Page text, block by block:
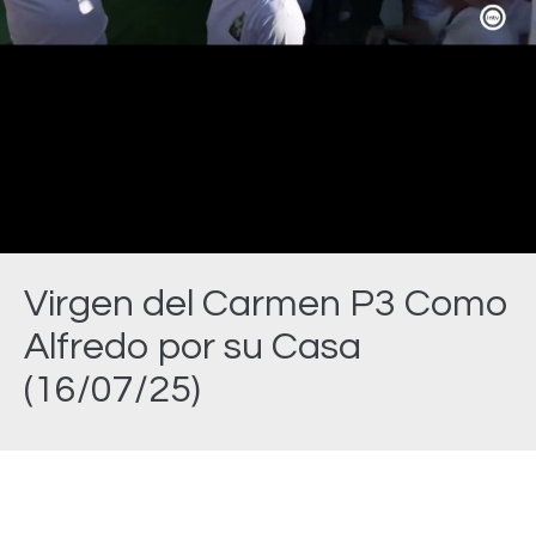
Virgen del Carmen P3 Como
Alfredo por su Casa
(16/07/25)
Video